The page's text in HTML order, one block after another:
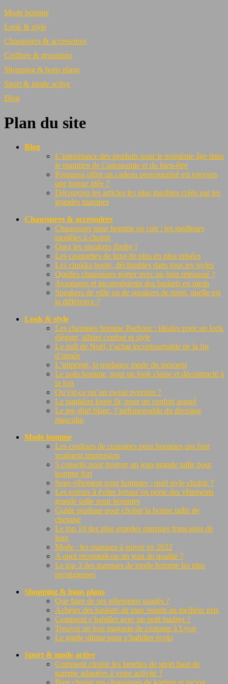
Mode homme
Look & style
Chaussures & accessoires
Coiffure & grooming
Shopping & bons plans
Sport & mode active
Blog
Plan du site
Blog
L’importance des produits pour le troisième âge dans
le maintien de l’autonomie et du bien-être
Pourquoi offrir un cadeau personnalisé est toujours
une bonne idée ?
Découvrez les articles les plus insolites créés par les
grandes marques
Chaussures & accessoires
Chaussures pour homme en cuir : les meilleurs
modèles à choisir
Osez les sneakers flashy !
Les casquettes de luxe de plus en plus prisées
Les chukka boots, déclinables dans tous les styles
Quelles chaussures porter avec un jean retroussé ?
Avantages et inconvénients des baskets en mesh
Sneakers de ville ou de sneakers de sport, quelle est
la différence ?
Look & style
Les chemises homme Barbour : idéales pour un look
élégant, alliant confort et style
Le pull de Noël, l’achat incontournable de la fin
d’année
L’imprimé, la tendance mode du moment
Le polo homme, pour un look classe et décontracté à
la fois
Qu’est-ce qu’un sweat oversize ?
Le pantalon loose fit, pour un confort assuré
Le tee-shirt blanc, l’indispensable du dressing
masculin
Mode homme
Les couleurs de costumes pour hommes qui font
vraiment impression
5 conseils pour trouver un jean grande taille pour
homme fort
Sous-vêtement pour hommes : quel style choisir ?
Les erreurs à éviter lorsqu’on porte des vêtements
grande taille pour hommes
Guide pratique pour choisir la bonne taille de
chemise
Le top 10 des plus grandes marques françaises de
luxe
Mode : les marques à suivre en 2022
A quoi reconnaît-on un jean de qualité ?
Le top 3 des marques de mode homme les plus
prestigieuses
Shopping & bons plans
Que faire de ses vêtements usagés ?
Acheter des baskets air max requin au meilleur prix
Comment s’habiller avec un petit budget ?
Trouver un bon magasin de costume à Lyon
Le guide ultime pour s’habiller écolo
Sport & mode active
Comment choisir les lunettes de sport haut de
gamme adaptées à votre activité ?